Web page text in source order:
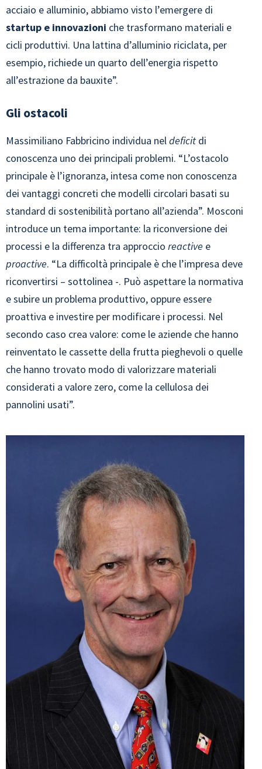
acciaio e alluminio, abbiamo visto l’emergere di
startup e innovazioni che trasformano materiali e
cicli produttivi. Una lattina d’alluminio riciclata, per
esempio, richiede un quarto dell’energia rispetto
all’estrazione da bauxite”.
Gli ostacoli
Massimiliano Fabbricino individua neldeficit di
conoscenza uno dei principali problemi. “L’ostacolo
principale è l’ignoranza, intesa come non conoscenza
dei vantaggi concreti che modelli circolari basati su
standard di sostenibilità portano all’azienda”. Mosconi
introduce un tema importante: la riconversione dei
processi e la differenza tra approccio reactive e
proactive. “La difficoltà principale è che l’impresa deve
riconvertirsi – sottolinea -. Può aspettare la normativa
e subire un problema produttivo, oppure essere
proattiva e investire per modificare i processi. Nel
secondo caso crea valore: come le aziende che hanno
reinventato le cassette della frutta pieghevoli o quelle
che hanno trovato modo di valorizzare materiali
considerati a valore zero, come la cellulosa dei
pannolini usati”.